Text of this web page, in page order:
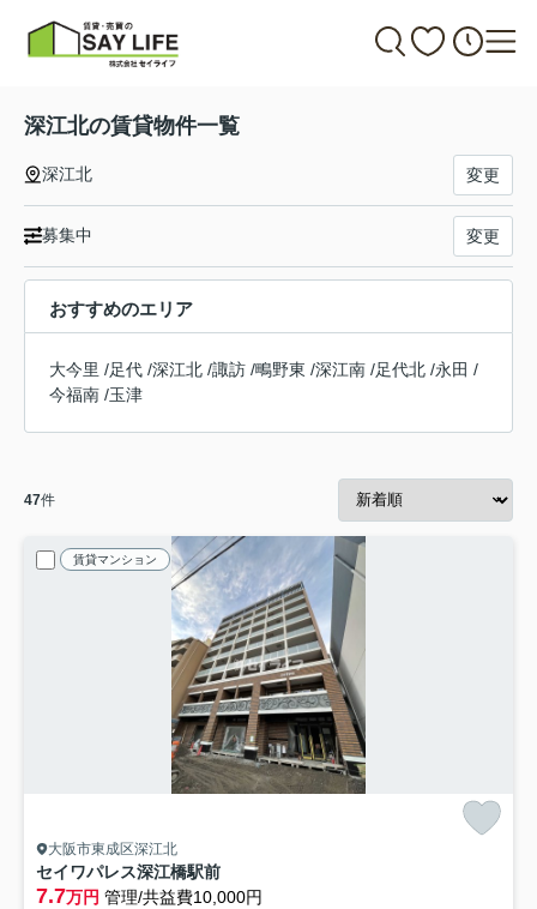
深江北の賃貸物件一覧
深江北 変更
募集中 変更
おすすめのエリア
大今里 /足代 /深江北 /諏訪 /鴫野東 /深江南 /足代北 /永田 /
今福南 /玉津
47件
賃貸マンション
大阪市東成区深江北
セイワパレス深江橋駅前
7.7万円 管理/共益費10,000円